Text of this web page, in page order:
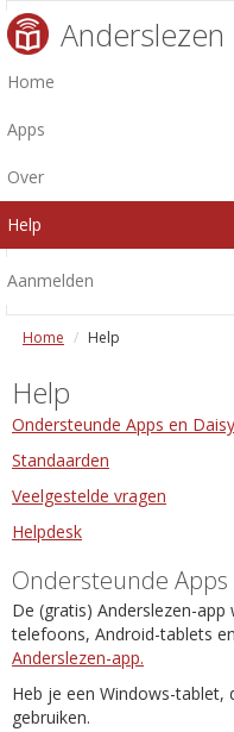
Anderslezen
Home
Apps
Over
Help
Aanmelden
Home Help
Help
Ondersteunde Apps en
Standaarden
Veelgestelde vragen
Helpdesk
Ondersteunde Apps
De (gratis) Anderslezen-
telefoons, Android-tablets
Anderslezen-app.
Heb je een Windows-tablet,
gebruiken.